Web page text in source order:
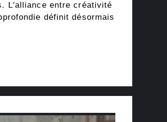
L'alliance entre créativité
définit désormais